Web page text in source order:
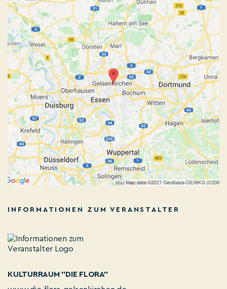
INFORMATIONEN ZUM VERANSTALTER
KULTURRAUM "DIE FLORA"